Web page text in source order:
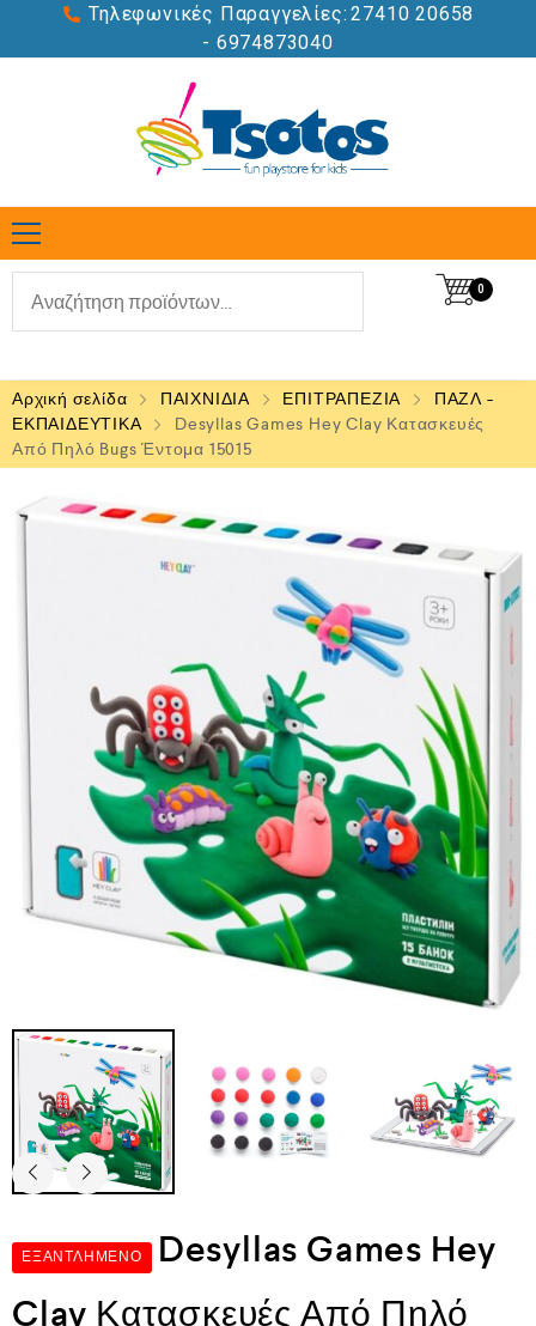
Τηλεφωνικές Παραγγελίες: 27410 20658
- 6974873040
0
Αρχική σελίδα ΠΑΙΧΝΙΔΙΑ ΕΠΙΤΡΑΠΕΖΙΑ
ΠΑΖΛ -
ΕΚΠΑΙΔΕΥΤΙΚΑ
Desyllas Games Hey Clay Κατασκευές
Από Πηλό Bugs Έντομα 15015
ΕΞΑΝΤΛΗΜΈΝΟ
Desyllas Games Hey
Clay Κατασκευές Από Πηλό